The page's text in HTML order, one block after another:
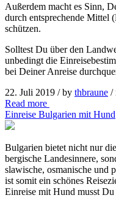
Außerdem macht es Sinn,
durch entsprechende Mittel
schützen.
Solltest Du über den
unbedingt die
bei Deiner Anreise
22. Juli 2019 /by thbraune /
Read more
Einreise Bulgarien mit Hund
Bulgarien bietet nicht nur
bergische Landesinnere,
slawische, osmanische und
ist somit ein schönes
Einreise mit Hund musst